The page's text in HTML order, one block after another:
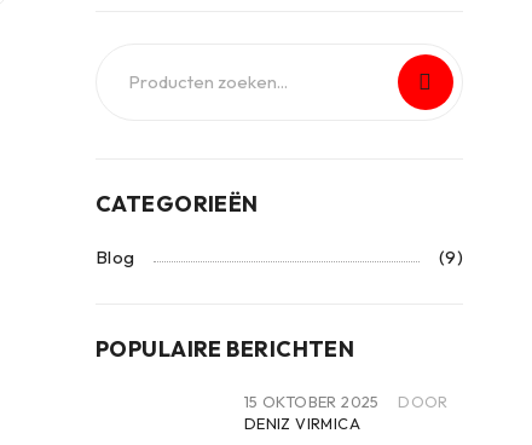
CATEGORIEËN
Blog (9)
POPULAIRE BERICHTEN
15 OKTOBER 2025
DOOR
DENIZ VIRMICA